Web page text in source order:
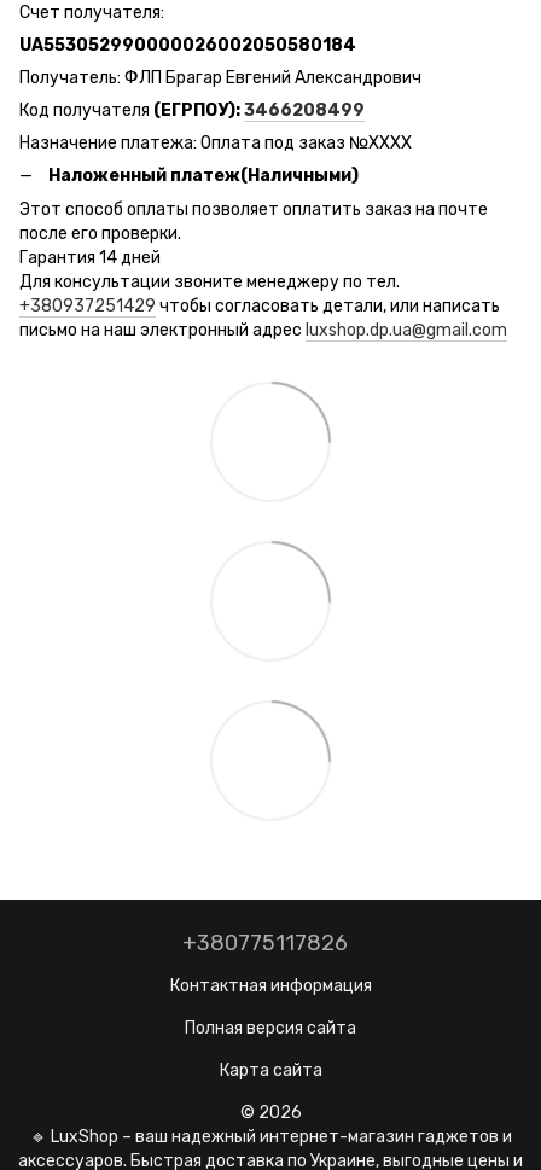
Счет получателя:
UA553052990000026002050580184
Получатель: ФЛП Брагар Евгений Александрович
Код получателя (ЕГРПОУ):3466208499
Назначение платежа: Оплата под заказ №ХХХХ
Наложенный платеж(Наличными)
Этот способ оплаты позволяет оплатить заказ на почте
после его проверки.
Гарантия 14 дней
Для консультации звоните менеджеру по тел.
+380937251429 чтобы согласовать детали, или написать
письмо на наш электронный адрес luxshop.dp.ua@gmail.com
+380775117826
Контактная информация
Полная версия сайта
Карта сайта
© 2026
🔹 LuxShop – ваш надежный интернет-магазин гаджетов и
аксессуаров. Быстрая доставка по Украине, выгодные цены и